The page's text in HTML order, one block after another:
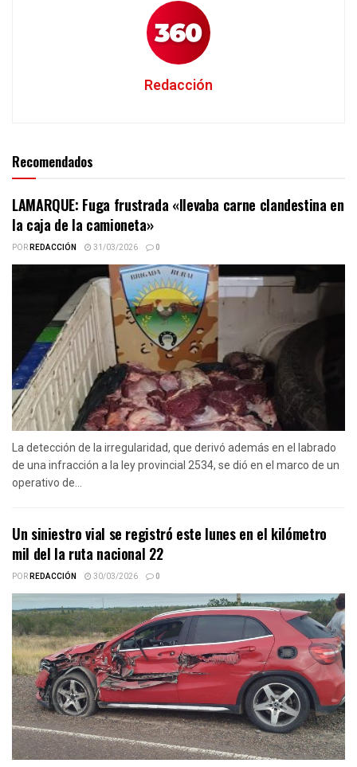
Redacción
Recomendados
LAMARQUE: Fuga frustrada «llevaba carne clandestina en
la caja de la camioneta»
PORREDACCIÓN 31/03/2026 0
La detección de la irregularidad, que derivó además en el labrado
de una infracción a la ley provincial 2534, se dió en el marco de un
operativo de...
Un siniestro vial se registró este lunes en el kilómetro
mil del la ruta nacional 22
PORREDACCIÓN 30/03/2026 0